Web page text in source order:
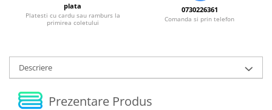
plata
Platesti cu cardu sau ramburs la
primirea coletului
0730226361
Comanda si prin telefon
Descriere
Prezentare Produs